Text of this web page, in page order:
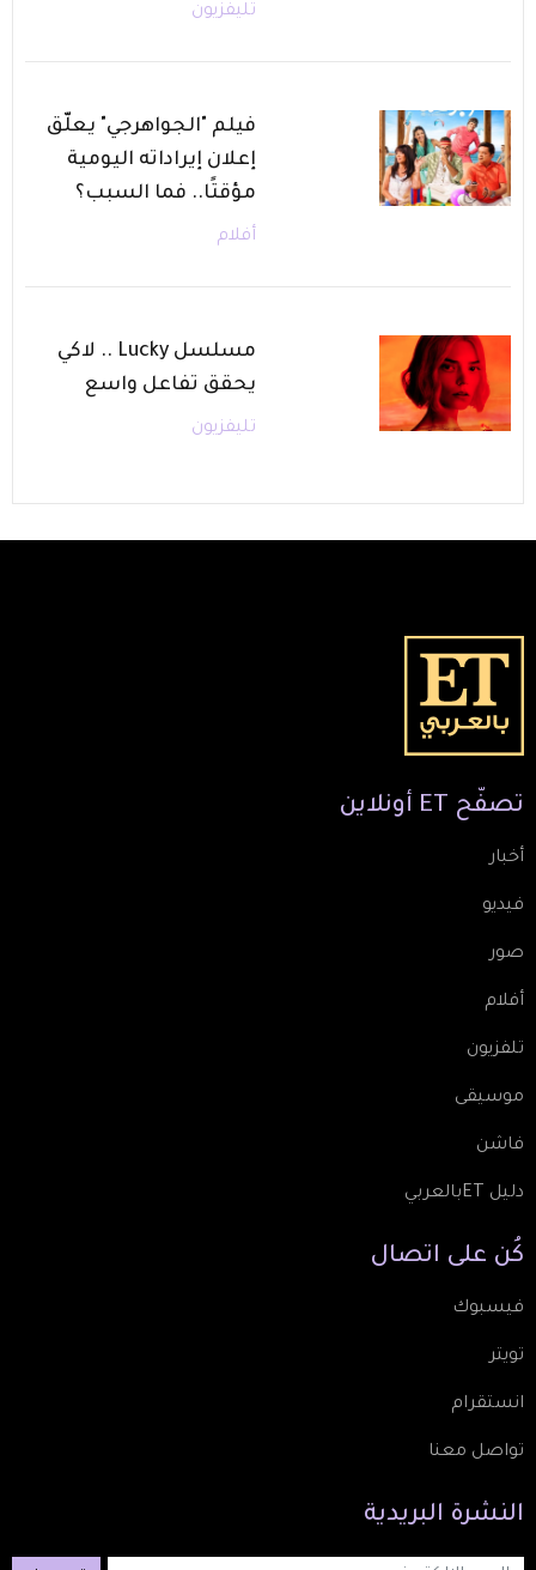
تليفزيون
فيلم "الجواهرجي" يعلّق
إعلان إيراداته اليومية
مؤقتًا.. فما السبب؟
أفلام
مسلسل Lucky .. لاكي
يحقق تفاعل واسع
تليفزيون
تصفّح ET أونلاين
أخبار
فيديو
صور
أفلام
تلفزيون
موسيقى
فاشن
دليل ETبالعربي
كُن على اتصال
فيسبوك
تويتر
انستقرام
تواصل معنا
النشرة البريدية